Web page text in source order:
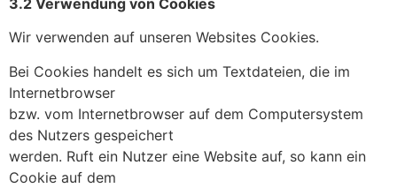
Wir verwenden auf unseren Websites Cookies.
Bei Cookies handelt es sich um Textdateien, die im
Internetbrowser
bzw. vom Internetbrowser auf dem Computersystem
des Nutzers gespeichert
werden. Ruft ein Nutzer eine Website auf, so kann ein
Cookie auf dem